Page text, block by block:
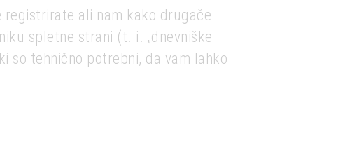
ali nam kako drugače
spletne strani (t. i. „dnevniške
so tehnično potrebni, da vam lahko